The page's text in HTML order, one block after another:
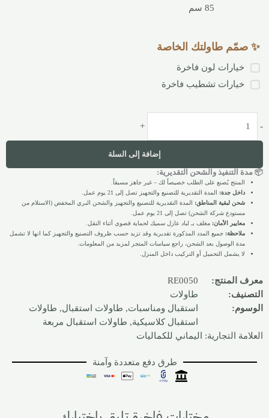
85 سم
✨ صمّم طاولتك الخاصة
خيارات لون فاخرة
خيارات تشطيب فاخرة
-
+
إضافة إلى السلة
📦 مدة التنفيذ والشحن التقديرية:
المنتج يُصنع على الطلب خصيصاً لك – غير جاهز مسبقاً.
داخل جدة: المدة التقديرية للتصنيع والتجهيز تصل إلى 21 يوم عمل.
شحن لبقية المناطق: المدة التقديرية للتصنيع والتجهيز والشحن البري المخفض (الاستلام من
مستودع شركة الشحن) تصل إلى 21 يوم عمل.
معايير الأمان: مغلف بـ لباد عازل سميك لحماية قصوى أثناء النقل.
ملاحظة: جميع المدد المذكورة تقديرية وقد تزيد حسب ظروف التصنيع والتجهيز كما انها لا تشمل
مدة الوصول بعد الشحن، راجع سياسات المتجر لمزيد من المعلومات.
لا يشمل التحميل أو التركيب داخل المنزل.
معرف المنتج:
RE0050
التصنيف:
طاولات
الوسوم:
استقبال ومناسبات, طاولات استقبال, طاولات
استقبال كلاسيكية, طاولات استقبال مربعة
العلامة التجارية:
اليماني للكماليات
طرق دفع متعددة وآمنة